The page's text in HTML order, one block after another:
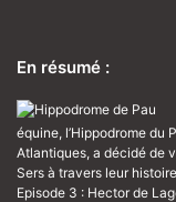
En résumé :
équine, l’Hippodrome du
Atlantiques, a décidé de
Sers à travers leur
Episode 3 : Hector de